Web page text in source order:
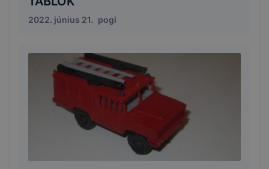
2022. június 21. pogi